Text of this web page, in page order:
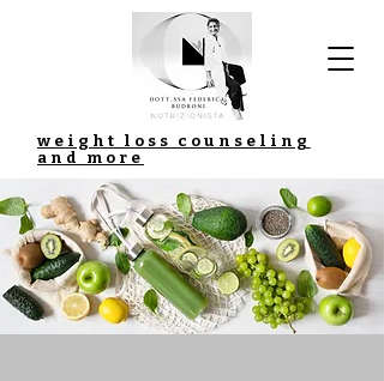
weight loss counseling
and more